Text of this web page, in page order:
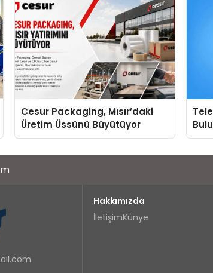
Cesur Packaging, Mısır’daki
Üretim Üssünü Büyütüyor
Hakkımızda
İletişimKünye